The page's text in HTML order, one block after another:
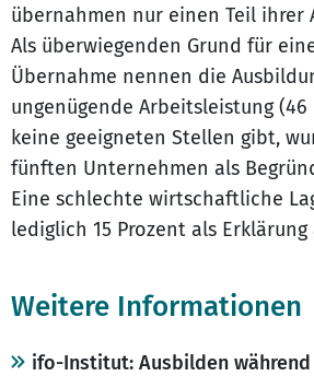
übernahmen nur einen Teil ihrer
Als überwiegenden Grund für
Übernahme nennen die
ungenügende Arbeitsleistung (46
keine geeigneten Stellen gibt,
fünften Unternehmen als
Eine schlechte wirtschaftliche
lediglich 15 Prozent als Erklärung
Weitere Informationen
ifo-Institut: Ausbilden während